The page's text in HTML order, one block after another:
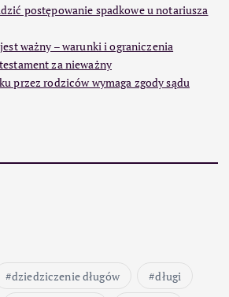
postępowanie spadkowe u notariusza
ważny – warunki i ograniczenia
za nieważny
przez rodziców wymaga zgody sądu
dziedziczenie długów
długi